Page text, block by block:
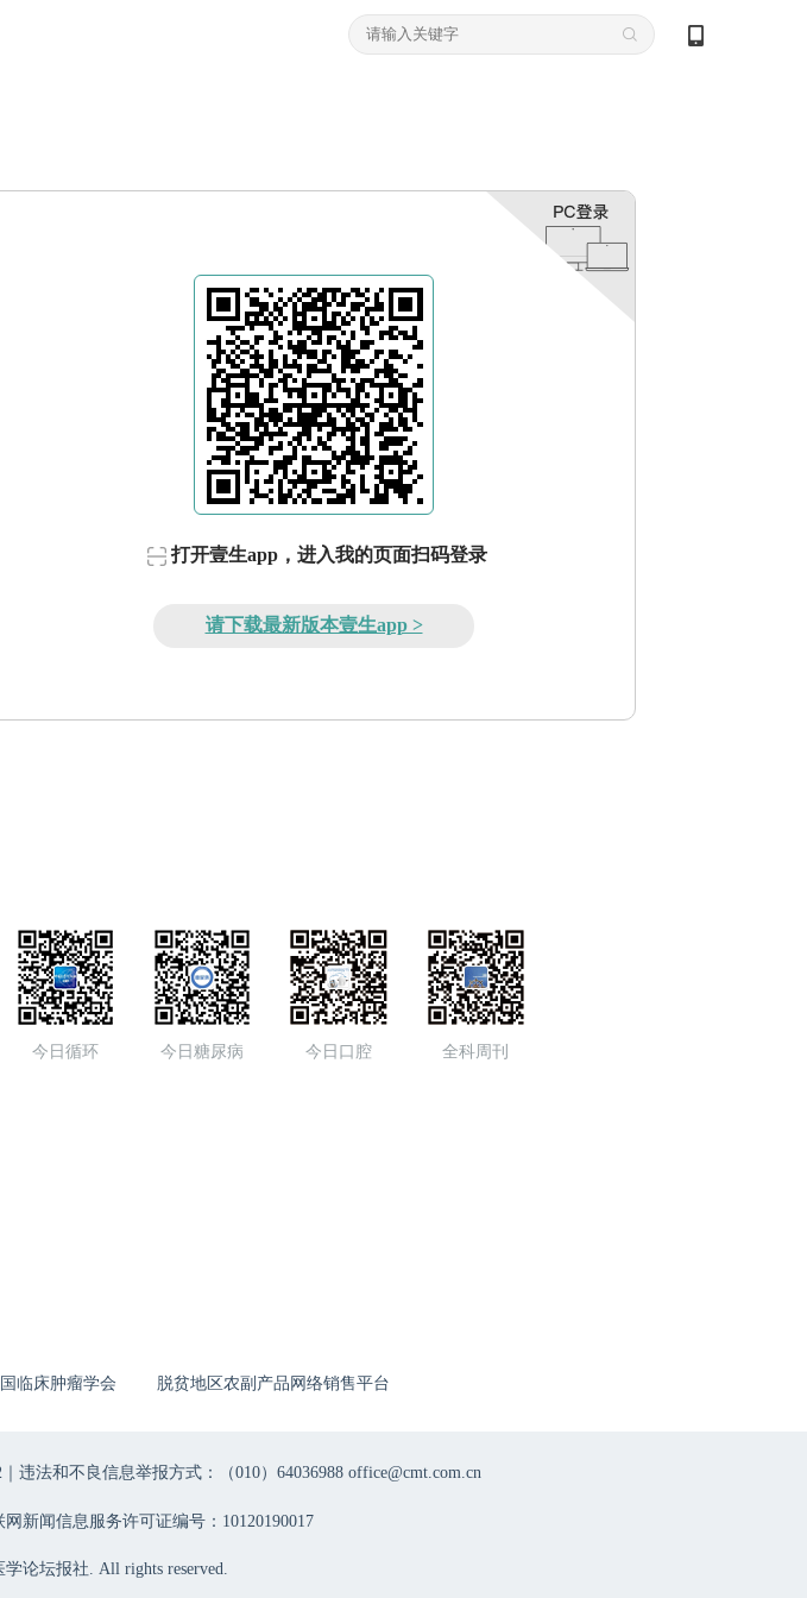
打开壹生app，进入我的页面扫码登录
请下载最新版本壹生app >
今日循环 今日糖尿病 今日口腔 全科周刊
临床肿瘤学会 脱贫地区农副产品网络销售平台
｜违法和不良信息举报方式：（010）64036988 office@cmt.com.cn
新闻信息服务许可证编号：10120190017
论坛报社. All rights reserved.